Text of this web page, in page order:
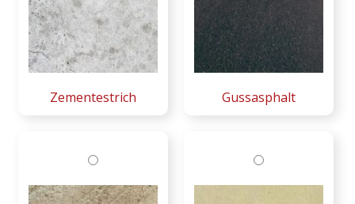
Zementestrich Gussasphalt